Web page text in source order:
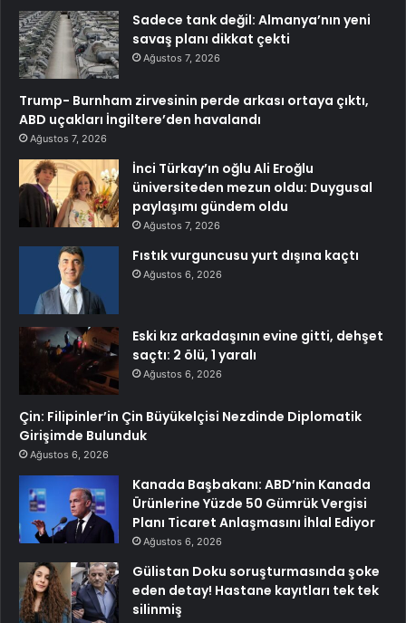
Sadece tank değil: Almanya’nın yeni
savaş planı dikkat çekti
Ağustos 7, 2026
Trump- Burnham zirvesinin perde arkası ortaya çıktı,
ABD uçakları İngiltere’den havalandı
Ağustos 7, 2026
İnci Türkay’ın oğlu Ali Eroğlu
üniversiteden mezun oldu: Duygusal
paylaşımı gündem oldu
Ağustos 7, 2026
Fıstık vurguncusu yurt dışına kaçtı
Ağustos 6, 2026
Eski kız arkadaşının evine gitti, dehşet
saçtı: 2 ölü, 1 yaralı
Ağustos 6, 2026
Çin: Filipinler’in Çin Büyükelçisi Nezdinde Diplomatik
Girişimde Bulunduk
Ağustos 6, 2026
Kanada Başbakanı: ABD’nin Kanada
Ürünlerine Yüzde 50 Gümrük Vergisi
Planı Ticaret Anlaşmasını İhlal Ediyor
Ağustos 6, 2026
Gülistan Doku soruşturmasında şoke
eden detay! Hastane kayıtları tek tek
silinmiş